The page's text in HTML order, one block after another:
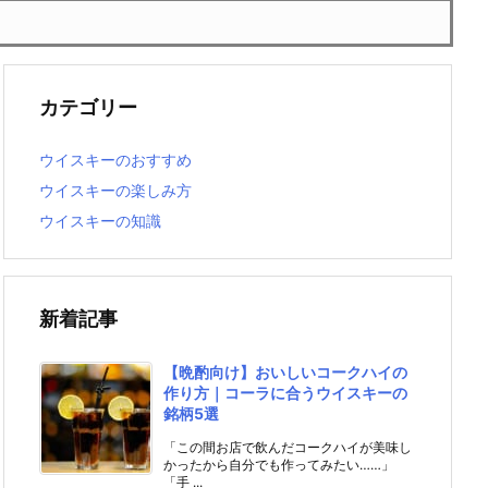
カテゴリー
ウイスキーのおすすめ
ウイスキーの楽しみ方
ウイスキーの知識
新着記事
【晩酌向け】おいしいコークハイの
作り方｜コーラに合うウイスキーの
銘柄5選
「この間お店で飲んだコークハイが美味し
かったから自分でも作ってみたい……」
「手 ...